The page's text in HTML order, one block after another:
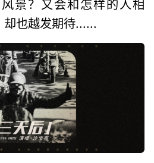
也越发期待......